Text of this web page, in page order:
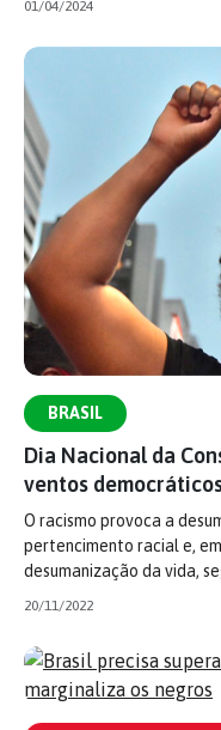
01/04/2024
BRASIL
Dia Nacional da
ventos
O racismo provoca a
pertencimento racial e,
desumanização da vida,
20/11/2022